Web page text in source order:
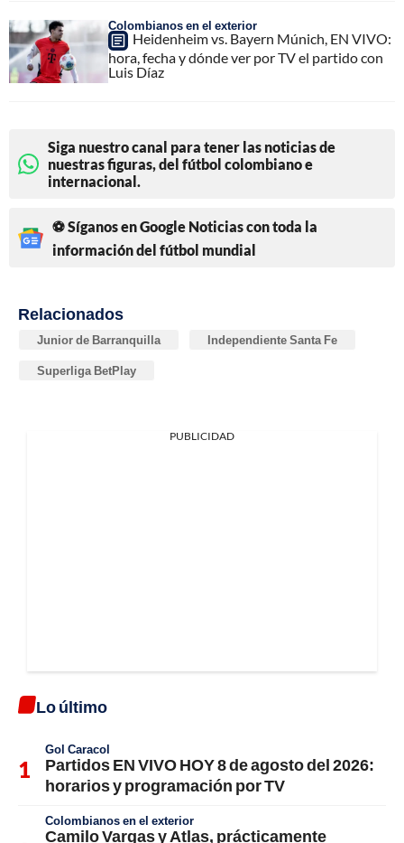
Colombianos en el exterior
Heidenheim vs. Bayern Múnich, EN VIVO:
hora, fecha y dónde ver por TV el partido con
Luis Díaz
Siga nuestro canal para tener las noticias de
nuestras figuras, del fútbol colombiano e
internacional.
⚽ Síganos en Google Noticias con toda la
información del fútbol mundial
Relacionados
Junior de Barranquilla Independiente Santa Fe
Superliga BetPlay
PUBLICIDAD
Lo último
Gol Caracol
Partidos EN VIVO HOY 8 de agosto del 2026:
horarios y programación por TV
Colombianos en el exterior
Camilo Vargas y Atlas, prácticamente